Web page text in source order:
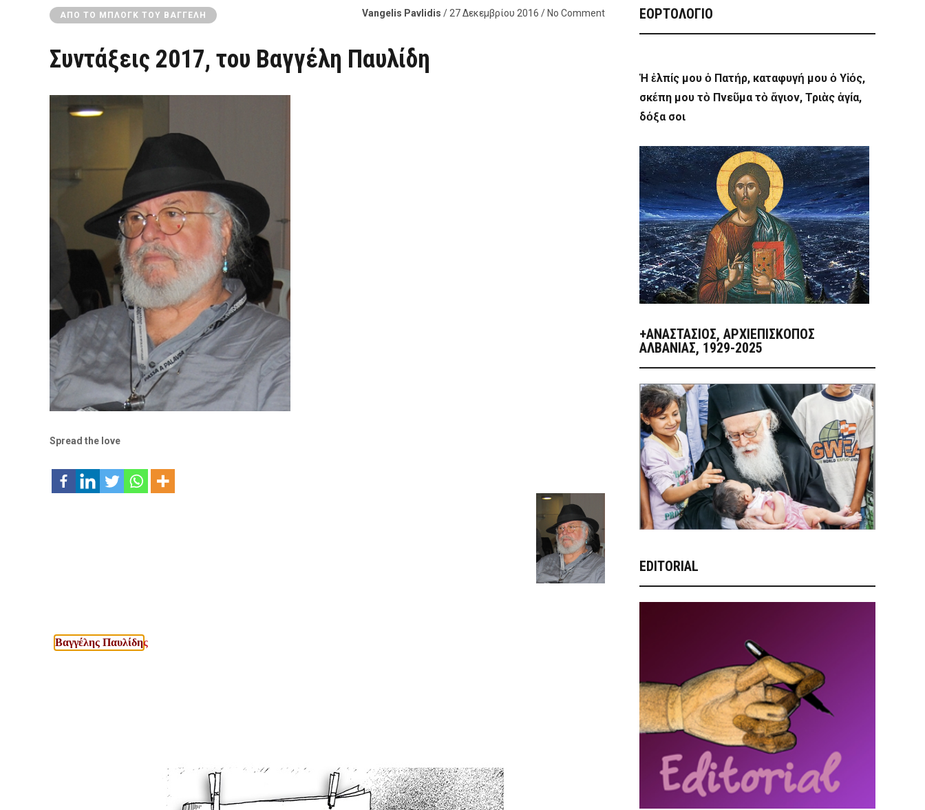
ΑΠΌ ΤΟ ΜΠΛΟΓΚ ΤΟΥ ΒΑΓΓΈΛΗ Vangelis Pavlidis / 27 Δεκεμβρίου 2016 / No Comment
Συντάξεις 2017, του Βαγγέλη Παυλίδη
Spread the love
Βαγγέλης Παυλίδης
ΕΟΡΤΟΛΟΓΙΟ
Ἡ ἐλπίς μου ὁ Πατήρ, καταφυγή μου ὁ Υἱός,
σκέπη μου τὸ Πνεῦμα τὸ ἅγιον, Τριὰς ἁγία,
δόξα σοι
+ΑΝΑΣΤΆΣΙΟΣ, ΑΡΧΙΕΠΊΣΚΟΠΟΣ
ΑΛΒΑΝΊΑΣ, 1929-2025
EDITORIAL